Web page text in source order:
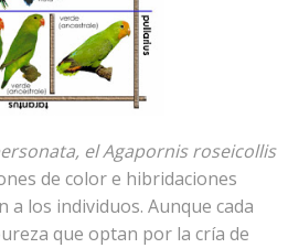
el Agapornis roseicollis
de color e hibridaciones
los individuos. Aunque cada
que optan por la cría de